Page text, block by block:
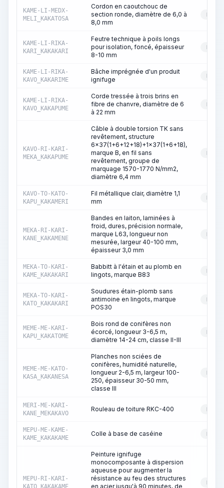
KAME-LI-MEDX-
MELI_KAKATOSA
Cordon en caoutchouc de
section ronde, diamètre de 6,0 à
8,0 mm
KAME-LI-RIKA-
KARI_KAKAKARI
Feutre technique à poils longs
pour isolation, foncé, épaisseur
8-10 mm
KAME-LI-RIKA-
KAVO_KAKARIME
Bâche imprégnée d'un produit
ignifuge
KAME-LI-RIKA-
KAVO_KAKAPUME
Corde tressée à trois brins en
fibre de chanvre, diamètre de 6
à 22 mm
KAVO-RI-KARI-
MEKA_KAKAPUME
Câble à double torsion TK sans
revêtement, structure
6x37(1+6+12+18)+1x37(1+6+18),
marque B, en fil sans
revêtement, groupe de
marquage 1570-1770 N/mm2,
diamètre 6,4 mm
KAVO-TO-KATO-
KAPU_KAKAMERI
Fil métallique clair, diamètre 1,1
mm
MEKA-RI-KARI-
KANE_KAKAMENE
Bandes en laiton, laminées à
froid, dures, précision normale,
marque L63, longueur non
mesurée, largeur 40-100 mm,
épaisseur 3,0 mm
MEKA-TO-KARI-
KAME_KAKAKARI
Babbitt à l'étain et au plomb en
lingots, marque B83
MEKA-TO-KARI-
KATO_KAKAKARI
Soudures étain-plomb sans
antimoine en lingots, marque
POS30
MEME-ME-KARI-
KAPU_KAKATOME
Bois rond de conifères non
écorcé, longueur 3-6,5 m,
diamètre 14-24 cm, classe II-III
MEME-ME-KATO-
KASA_KAKANESA
Planches non sciées de
conifères, humidité naturelle,
longueur 2-6,5 m, largeur 100-
250, épaisseur 30-50 mm,
classe III
MERI-ME-KARI-
KANE_MEKAKAVO
Rouleau de toiture RKC-400
MEPU-ME-KAME-
KAME_KAKAKAME
Colle à base de caséine
MEPU-RI-KARI-
KATO_KAKAKAME
Peinture ignifuge
monocomposante à dispersion
aqueuse pour augmenter la
résistance au feu des structures
en acier jusqu'à 90 minutes, de